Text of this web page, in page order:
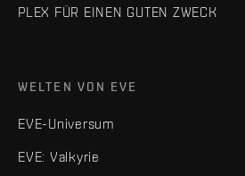
PLEX FÜR EINEN GUTEN ZWECK
WELTEN VON EVE
EVE-Universum
EVE: Valkyrie